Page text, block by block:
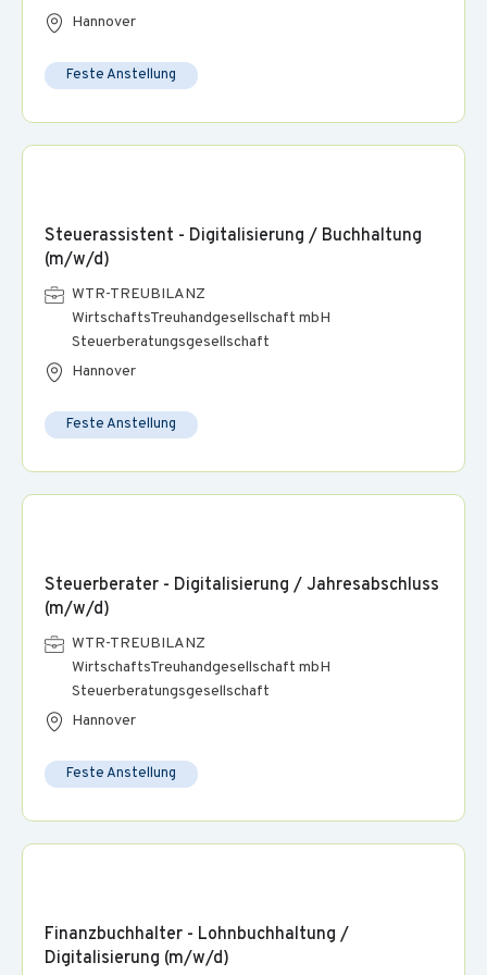
Umfassende Einarbeitung und Betreuung: Sie erhalten eine
Atmosphäre
Verantwortungsbereiche zu übernehmen
Hannover
Feste Anstellung
Steuerassistent - Digitalisierung / Buchhaltung
(m/w/d)
WTR-TREUBILANZ
WirtschaftsTreuhandgesellschaft mbH
Steuerberatungsgesellschaft
Hannover
Feste Anstellung
Steuerberater - Digitalisierung / Jahresabschluss
(m/w/d)
WTR-TREUBILANZ
WirtschaftsTreuhandgesellschaft mbH
Steuerberatungsgesellschaft
Hannover
Feste Anstellung
Finanzbuchhalter - Lohnbuchhaltung /
Digitalisierung (m/w/d)